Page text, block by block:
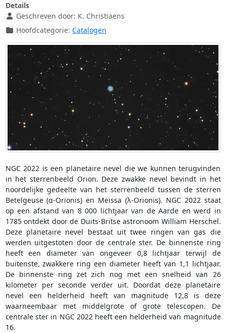
Details
Geschreven door: K. Christiaens
Hoofdcategorie: Catalogen
NGC 2022 is een planetaire nevel die we kunnen terugvinden
in het sterrenbeeld Orion. Deze zwakke nevel bevindt in het
noordelijke gedeelte van het sterrenbeeld tussen de sterren
Betelgeuse (α-Orionis) en Meissa (λ-Orionis). NGC 2022 staat
op een afstand van 8 000 lichtjaar van de Aarde en werd in
1785 ontdekt door de Duits-Britse astronoom William Herschel.
Deze planetaire nevel bestaat uit twee ringen van gas die
werden uitgestoten door de centrale ster. De binnenste ring
heeft een diameter van ongeveer 0,8 lichtjaar terwijl de
buitenste, zwakkere ring een diameter heeft van 1,1 lichtjaar.
De binnenste ring zet zich nog met een snelheid van 26
kilometer per seconde verder uit. Doordat deze planetaire
nevel een helderheid heeft van magnitude 12,8 is deze
waarneembaar met middelgrote of grote telescopen. De
centrale ster in NGC 2022 heeft een helderheid van magnitude
16.